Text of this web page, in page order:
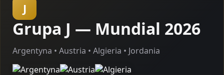
J
Grupa J — Mundial 2026
Argentyna • Austria • Algieria • Jordania